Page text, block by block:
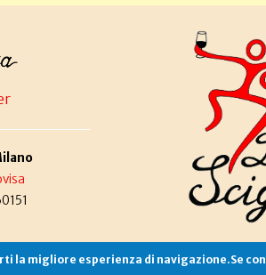
Associazione La Scighera
la migliore esperienza di navigazione.Se